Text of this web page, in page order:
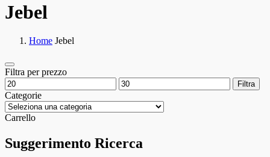
Jebel
Home Jebel
Filtra per prezzo
Prezzo
Min
Prezzo
Max
Filtra
Categorie
Carrello
Suggerimento Ricerca